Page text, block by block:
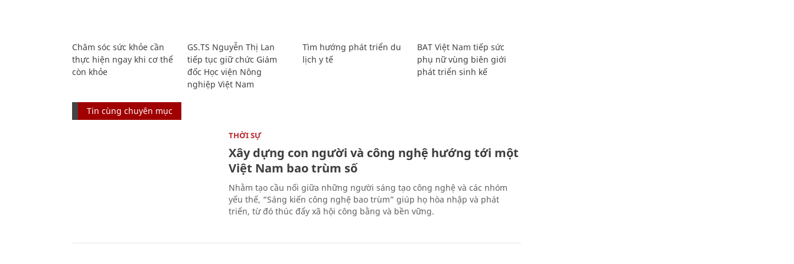
Chăm sóc sức khỏe cần
thực hiện ngay khi cơ thể
còn khỏe
GS.TS Nguyễn Thị Lan
tiếp tục giữ chức Giám
đốc Học viện Nông
nghiệp Việt Nam
Tìm hướng phát triển du
lịch y tế
BAT Việt Nam tiếp sức
phụ nữ vùng biên giới
phát triển sinh kế
Tin cùng chuyên mục
THỜI SỰ
Xây dựng con người và công nghệ hướng tới một
Việt Nam bao trùm số
Nhằm tạo cầu nối giữa những người sáng tạo công nghệ và các nhóm
yếu thế, “Sáng kiến công nghệ bao trùm” giúp họ hòa nhập và phát
triển, từ đó thúc đẩy xã hội công bằng và bền vững.